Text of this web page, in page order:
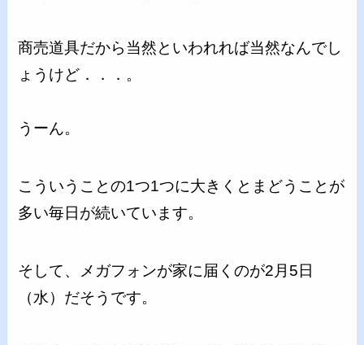
商売道具だから当然といわれれば当然なんでし
ょうけど．．．。
うーん。
こういうことの1つ1つに大きくとまどうことが
多い毎日が続いています。
そして、メガフォンが家に届くのが2月5日
（水）だそうです。